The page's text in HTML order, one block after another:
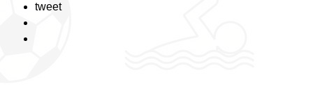
tweet